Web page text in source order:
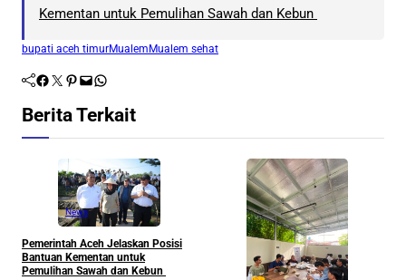
Kementan untuk Pemulihan Sawah dan Kebun
bupati aceh timurMualem Mualem sehat
Facebook Twitter Pinterest Mail WhatsApp
Berita Terkait
News
Pemerintah Aceh Jelaskan Posisi
Bantuan Kementan untuk
Pemulihan Sawah dan Kebun